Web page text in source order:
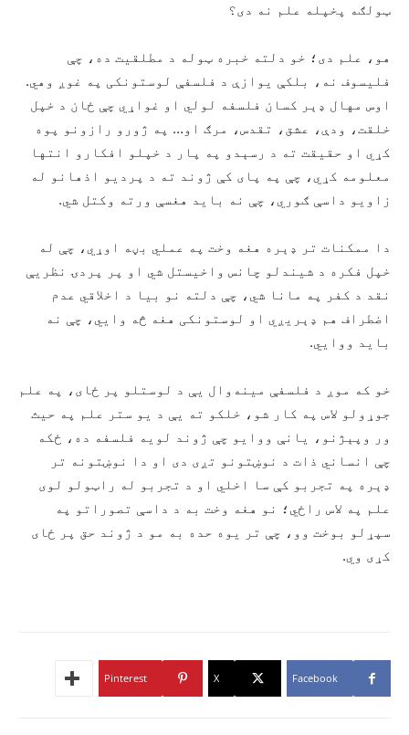
ټولګه پخپله علم نه‌ دی؟
هو، علم دی؛ خو دلته خبره ټوله د مطلقیت ده، چې
فلیسوف نه، بلکې یوازې د فلسفې لوستونکی په غوږ وهي.
اوس مهال ډېر کسان فلسفه لولي او غواړي چې ځان د خپل
خلقت، ودې، عشق، تقدس، مرګ او… په ژورو رازونو پوه
کړي او حقیقت ته د رسېدو په پار د خپلو افکارو انتها
معلومه کړي، چې په پای کې ژوند ته د پردیو اذهانو له
زاویو داسې ګوري، چې نه باید هغسې ورته وکتل شي.
دا ممکنات تر ډېره هغه وخت په عملي بڼه اوړي، چې له
خپل فکره د شیندلو چانس واخیستل شي او پر پردۍ نظریې
نقد د کفر په مانا شي، چې دلته نو بیا د اخلاقي عدم
اضطراف هم ډېریږي او لوستونکی هغه څه وايي، چې نه
باید ووایي.
خو که موږ د فلسفې مینه‌وال یې د لوستلو پر ځای، په علم
جوړولو لاس په کار شو، خلکو ته یې د یو ستر علم په حیث
ور وپېژنو، یانې ووایو چې ژوند لویه فلسفه ده، ځکه
چې انساني ذات د نوښتونو تږی دی او دا نوښتونه تر
ډېره په تجربو کې سا اخلي او د تجربو له راټولو لوی
علم په لاس راځي؛ نو هغه وخت به د داسې تصوراتو په
سپړلو بوخت وو، چې تر یوه حده به مو د ژوند حق پر ځای
کړی وي.
Facebook
X
Pinterest